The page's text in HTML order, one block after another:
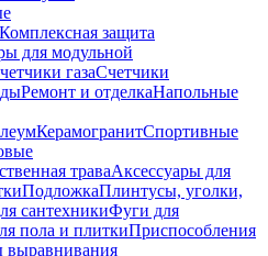
Комплексная защита
для модульной
газаСчетчики
Ремонт и отделкаНапольные
КерамогранитСпортивные
траваАксессуары для
ПодложкаПлинтусы, уголки,
сантехникиФуги для
пола и плиткиПриспособления
выравнивания